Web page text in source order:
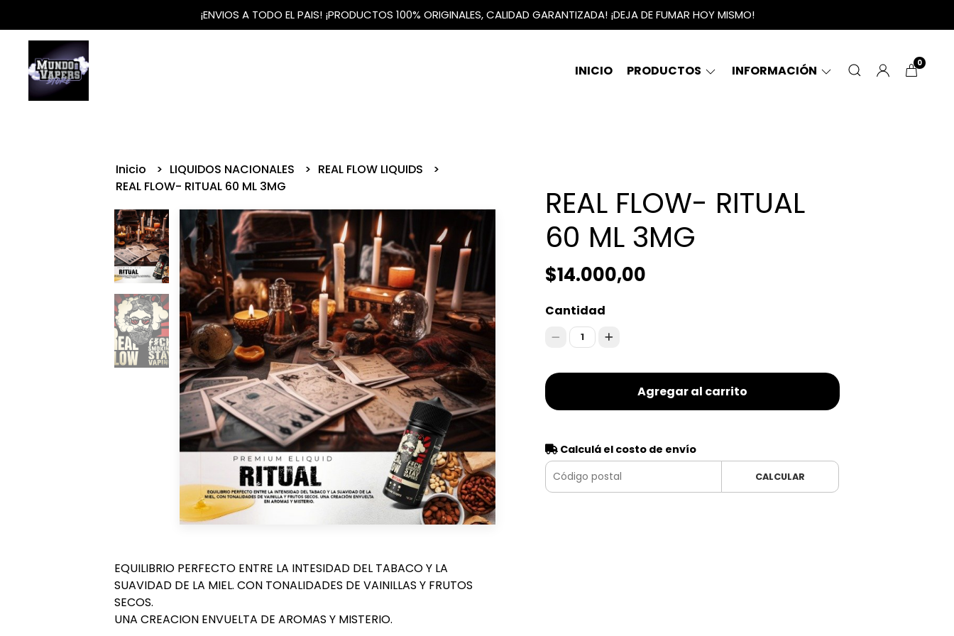
¡ENVIOS A TODO EL PAIS! ¡PRODUCTOS 100% ORIGINALES, CALIDAD GARANTIZADA! ¡DEJA DE FUMAR HOY MISMO!
INICIO PRODUCTOS INFORMACIÓN 0
Inicio LIQUIDOS NACIONALES
REAL FLOW LIQUIDS
REAL FLOW- RITUAL 60 ML 3MG
EQUILIBRIO PERFECTO ENTRE LA INTESIDAD DEL TABACO Y LA
SUAVIDAD DE LA MIEL. CON TONALIDADES DE VAINILLAS Y FRUTOS
SECOS.
UNA CREACION ENVUELTA DE AROMAS Y MISTERIO.
REAL FLOW- RITUAL
60 ML 3MG
$14.000,00
Cantidad
1
Agregar al carrito
Calculá el costo de envío
CALCULAR